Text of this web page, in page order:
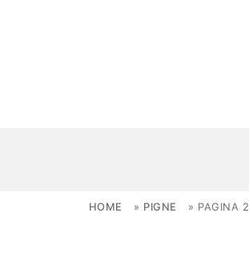
HOME » PIGNE » PAGINA 2